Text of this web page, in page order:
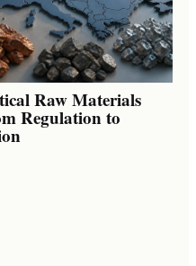
Raw Materials
Regulation to